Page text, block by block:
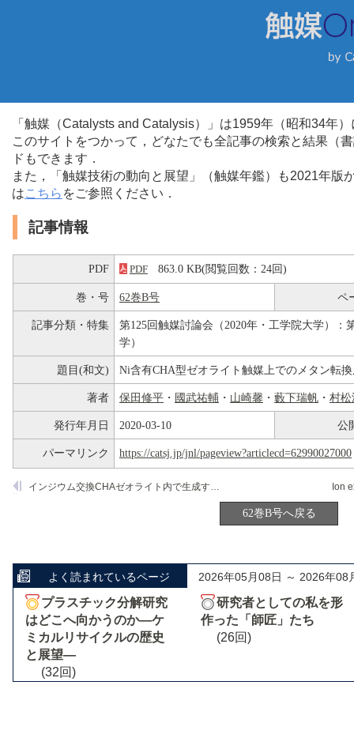
「触媒（Catalysts and Catalysis）」は1959年（昭和34年
このサイトをつかって，どなたでも全記事の検索と結果（
ドもできます．
また，「触媒技術の動向と展望」（触媒年鑑）も2021年
はこちら をご参照ください．
記事情報
PDF PDF 863.0 KB(閲覧回数：24回)
巻・号 62巻B号 ペ
記事分類・特集
第125回触媒討論会（2020年・工学院大学）：
学）
題目(和文) Ni含有CHA型ゼオライト触媒上でのメタン転
著者 保田修平 ・ 國武祐輔 ・ 山崎馨 ・ 藪下瑞帆 ・ 村松
発行年月日 2020-03-10 公
パーマリンク https://catsj.jp/jnl/pageview?articlecd=62990027000
インジウム交換CHAゼオライト内で生成するヒドリド種の構造と脱水素触媒作用
62巻B号へ戻る
よく読まれているページ 2026年05月08日 ～ 2026年08
プラスチック分解研究
はどこへ向かうのか―ケ
ミカルリサイクルの歴史
と展望―
(32回)
研究者としての私を形
作った「師匠」たち
(26回)